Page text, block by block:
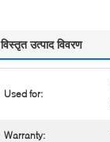
विस्तृत उत्पाद विवरण
Used for:
Warranty: